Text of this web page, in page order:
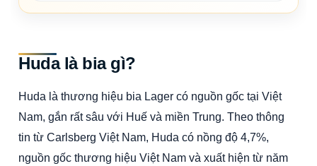
Huda là bia gì?
Huda là thương hiệu bia Lager có nguồn gốc tại Việt
Nam, gắn rất sâu với Huế và miền Trung. Theo thông
tin từ Carlsberg Việt Nam, Huda có nồng độ 4,7%,
nguồn gốc thương hiệu Việt Nam và xuất hiện từ năm